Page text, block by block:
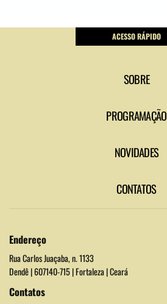
ACESSO RÁPIDO
SOBRE
PROGRAMAÇÃO
NOVIDADES
CONTATOS
Endereço
Rua Carlos Juaçaba, n. 1133
Dendê | 607140-715 | Fortaleza | Ceará
Contatos